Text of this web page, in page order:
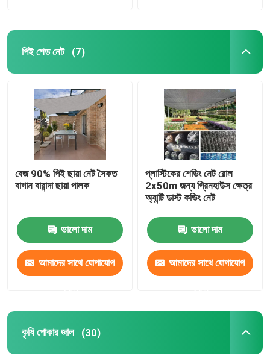
পণ্য
মান নিয়ন্ত্রণ
আমাদের সাথে যোগাযোগ করুন
Russian website
চৌম্বকীয় জাল দরজার পর্দা
উইন্ডো ফ্লাই স্ক্রিন
পিই শেড নেট
পিই শেড নেট (7)
বেজ 90% পিই ছায়া নেট সৈকত
বাগান বারান্দা ছায়া পালক
ভালো দাম
আমাদের সাথে যোগাযোগ
প্লাস্টিকের শেডিং নেট রোল
2x50m জন্য গ্রিনহাউস ক্ষেত্র
অ্যান্টি ডাস্ট কভিং নেট
ভালো দাম
আমাদের সাথে যোগাযোগ
কৃষি পোকার জাল (30)